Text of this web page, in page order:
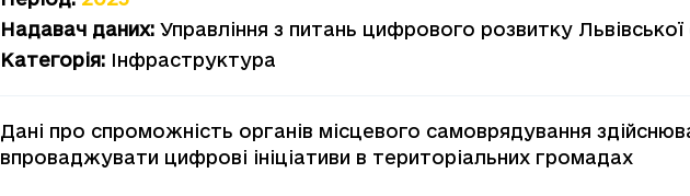
Надавач даних: Управління з питань цифрового розвитку
Категорія: Інфраструктура
Дані про спроможність органів місцевого самоврядування
впроваджувати цифрові ініціативи в територіальних громадах